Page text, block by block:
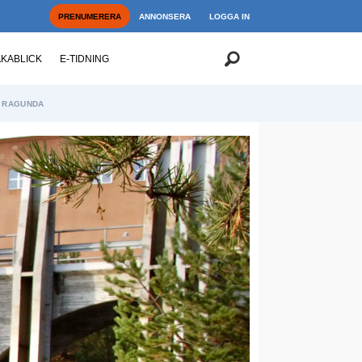
PRENUMERERA ANNONSERA LOGGA IN
E-TIDNING
RAGUNDA